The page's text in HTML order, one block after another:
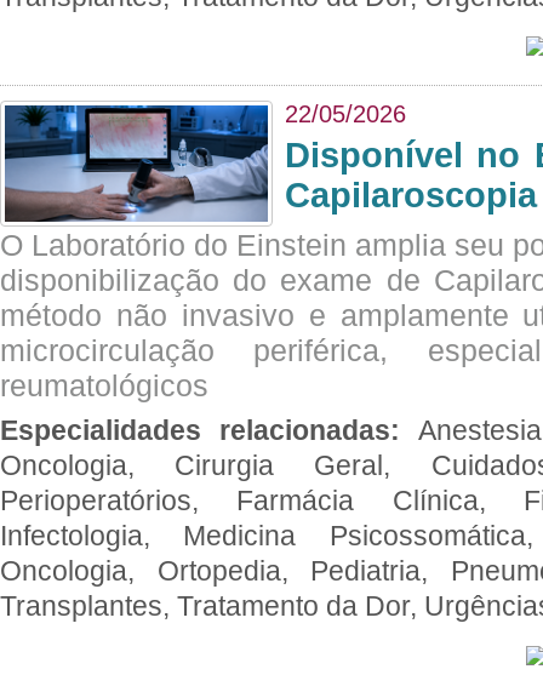
22/05/2026
Disponível no
O Laboratório do Einstein amplia seu
disponibilização do exame de
método não invasivo e amplamente
microcirculação periférica,
reumatológicos
Especialidades relacionadas:
Oncologia, Cirurgia Geral,
Perioperatórios, Farmácia Clínica,
Infectologia, Medicina
Oncologia, Ortopedia, Pediatria,
Transplantes, Tratamento da Dor,